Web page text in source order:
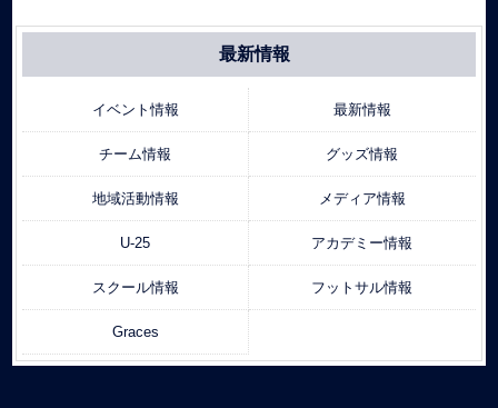
最新情報
イベント情報 最新情報
チーム情報 グッズ情報
地域活動情報 メディア情報
U-25 アカデミー情報
スクール情報 フットサル情報
Graces